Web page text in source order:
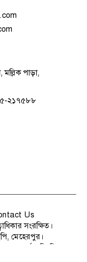
মল্লিক পাড়া,
২১৭৫৮৮
Us
সংরক্ষিত।
মেহেরপুর।
কর্তৃক নিবন্ধিত ও